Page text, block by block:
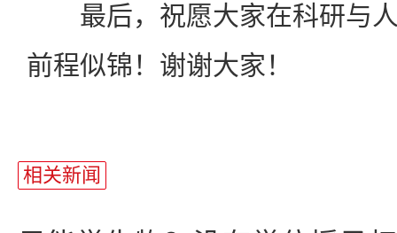
最后，祝愿大家在科研与人
前程似锦！谢谢大家！
相关新闻